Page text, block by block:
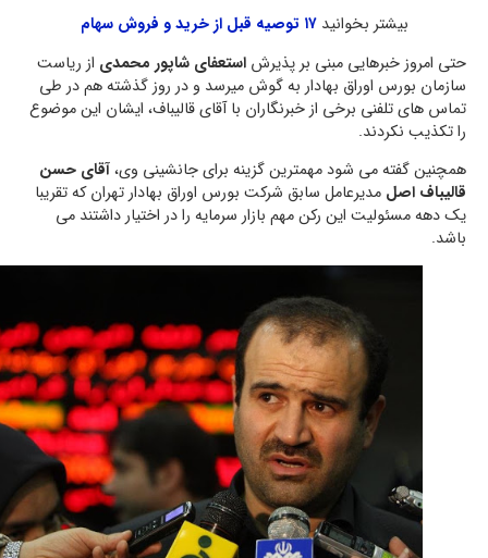
بیشتر بخوانید۱۷ توصیه قبل از خرید و فروش سهام
حتی امروز خبرهایی مبنی بر پذیرشاستعفای شاپور محمدیاز ریاست
سازمان بورس اوراق بهادار به گوش میرسد و در روز گذشته هم در طی
تماس های تلفنی برخی از خبرنگاران با آقای قالیباف، ایشان این موضوع
را تکذیب نکردند.
همچنین گفته می شود مهمترین گزینه برای جانشینی وی،آقای حسن
قالیباف اصلمدیرعامل سابق شرکت بورس اوراق بهادار تهران که تقریبا
یک دهه مسئولیت این رکن مهم بازار سرمایه را در اختیار داشتند می
باشد.